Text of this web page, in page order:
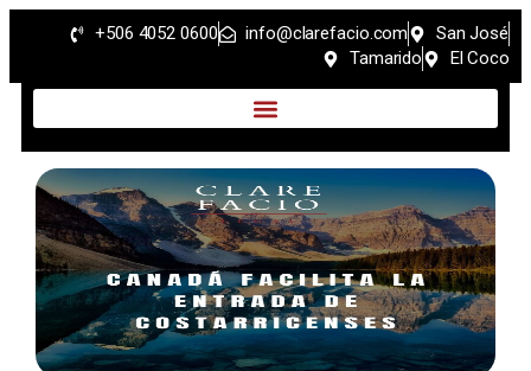
+506 4052 0600 info@clarefacio.com
San José
Tamarido
El Coco